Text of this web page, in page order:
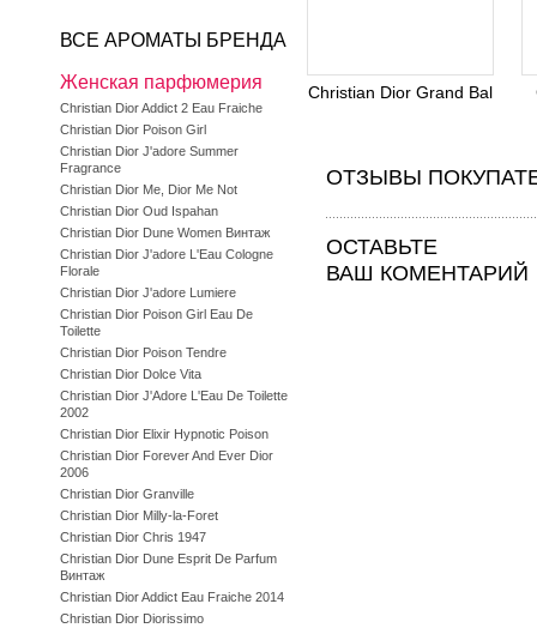
Christian Dior Grand Bal
ОТЗЫВЫ
ОСТАВЬТЕ
ВАШ КОМЕНТАРИЙ
ВСЕ АРОМАТЫ БРЕНДА
Женская парфюмерия
Christian Dior Addict 2 Eau Fraiche
Christian Dior Poison Girl
Christian Dior J'adore Summer
Fragrance
Christian Dior Me, Dior Me Not
Christian Dior Oud Ispahan
Christian Dior Dune Women Винтаж
Christian Dior J'adore L'Eau Cologne
Florale
Christian Dior J'adore Lumiere
Christian Dior Poison Girl Eau De
Toilette
Christian Dior Poison Tendre
Christian Dior Dolce Vita
Christian Dior J'Adore L'Eau De Toilette
2002
Christian Dior Elixir Hypnotic Poison
Christian Dior Forever And Ever Dior
2006
Christian Dior Granville
Christian Dior Milly-la-Foret
Christian Dior Chris 1947
Christian Dior Dune Esprit De Parfum
Винтаж
Christian Dior Addict Eau Fraiche 2014
Christian Dior Diorissimo